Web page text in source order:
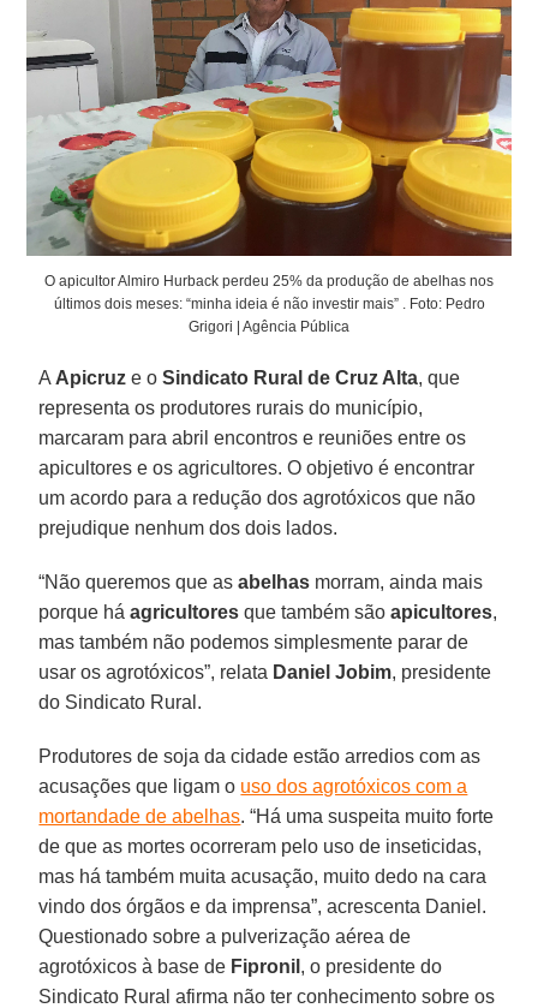
O apicultor Almiro Hurback perdeu 25% da produção de abelhas nos
últimos dois meses: “minha ideia é não investir mais” . Foto: Pedro
Grigori | Agência Pública
AApicruz e oSindicato Rural de Cruz Alta, que
representa os produtores rurais do município,
marcaram para abril encontros e reuniões entre os
apicultores e os agricultores. O objetivo é encontrar
um acordo para a redução dos agrotóxicos que não
prejudique nenhum dos dois lados.
“Não queremos que asabelhas morram, ainda mais
porque háagricultores que também sãoapicultores,
mas também não podemos simplesmente parar de
usar os agrotóxicos”, relata Daniel Jobim, presidente
do Sindicato Rural.
Produtores de soja da cidade estão arredios com as
acusações que ligam o uso dos agrotóxicos com a
mortandade de abelhas. “Há uma suspeita muito forte
de que as mortes ocorreram pelo uso de inseticidas,
mas há também muita acusação, muito dedo na cara
vindo dos órgãos e da imprensa”, acrescenta Daniel.
Questionado sobre a pulverização aérea de
agrotóxicos à base de Fipronil , o presidente do
Sindicato Rural afirma não ter conhecimento sobre os